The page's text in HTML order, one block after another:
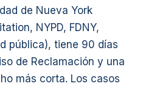
de Nueva York
NYPD, FDNY,
pública), tiene 90 días
de Reclamación y una
más corta. Los casos